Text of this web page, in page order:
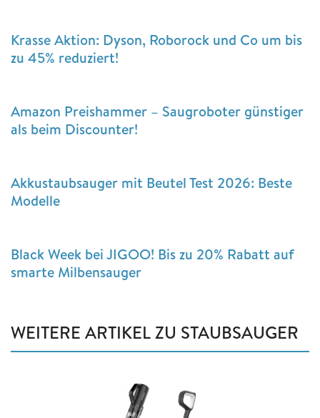
Krasse Aktion: Dyson, Roborock und Co um bis
zu 45% reduziert!
Amazon Preishammer – Saugroboter günstiger
als beim Discounter!
Akkustaubsauger mit Beutel Test 2026: Beste
Modelle
Black Week bei JIGOO! Bis zu 20% Rabatt auf
smarte Milbensauger
WEITERE ARTIKEL ZU STAUBSAUGER